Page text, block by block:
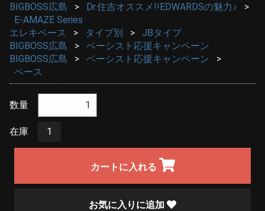
BIGBOSS広島
Dr.住吉オススメ!!EDWARDSの魅力♪
E-AMAZE Series
エレキベース
タイプ別
JBタイプ
BIGBOSS広島
ベーシスト応援キャンペーン
BIGBOSS広島
ベーシスト応援キャンペーン
ベース
数量
在庫 1
カートに入れる
お気に入りに追加